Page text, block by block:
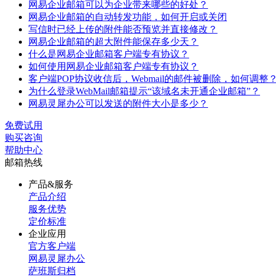
网易企业邮箱可以为企业带来哪些的好处？
网易企业邮箱的自动转发功能，如何开启或关闭
写信时已经上传的附件能否预览并直接修改？
网易企业邮箱的超大附件能保存多少天？
什么是网易企业邮箱客户端专有协议？
如何使用网易企业邮箱客户端专有协议？
客户端POP协议收信后，Webmail的邮件被删除，如何调整？
为什么登录WebMail邮箱提示“该域名未开通企业邮箱”？
网易灵犀办公可以发送的附件大小是多少？
免费试用
购买咨询
帮助中心
邮箱热线
产品&服务
产品介绍
服务优势
定价标准
企业应用
官方客户端
网易灵犀办公
萨班斯归档